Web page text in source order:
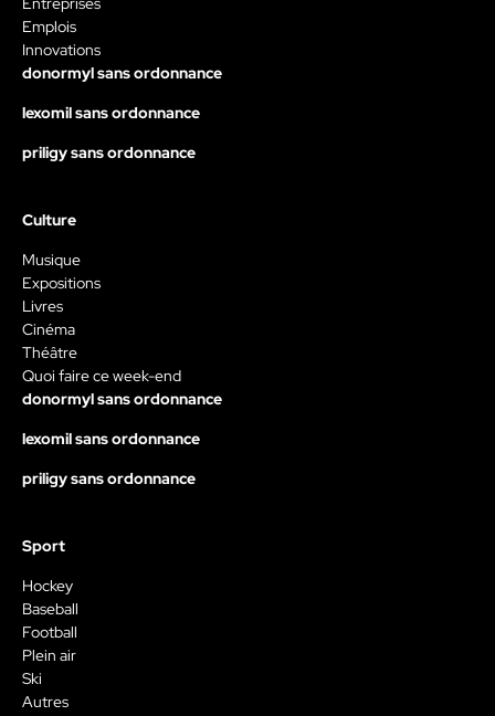
Emplois
Innovations
donormyl sans ordonnance
lexomil sans ordonnance
priligy sans ordonnance
Culture
Musique
Expositions
Livres
Cinéma
Théâtre
Quoi faire ce week-end
donormyl sans ordonnance
lexomil sans ordonnance
priligy sans ordonnance
Sport
Hockey
Baseball
Football
Plein air
Ski
Autres